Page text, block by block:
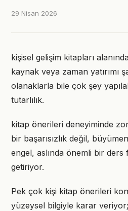
29 Nisan 2026
kişisel gelişim kitapları
kaynak veya zaman yatırımı
olanaklarla bile çok şey
tutarlılık.
kitap önerileri deneyiminde
bir başarısızlık değil,
engel, aslında önemli bir ders
getiriyor.
Pek çok kişi kitap önerileri
yüzeysel bilgiyle karar